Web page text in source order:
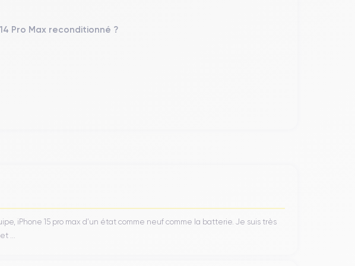
par une rapidité et une efficacité énergétique améliorées pour
de stocker une grande quantité de données sans compromis.
du contraste et une luminosité maximale impressionnante pouvant
des images d'une qualité exceptionnelle sous tous les angles. Le
Pro Max reconditionné ?
iPhone 15 pro max d’un état comme neuf comme la batterie. Je suis très
...